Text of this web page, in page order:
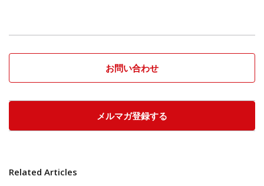
お問い合わせ
メルマガ登録する
Related Articles